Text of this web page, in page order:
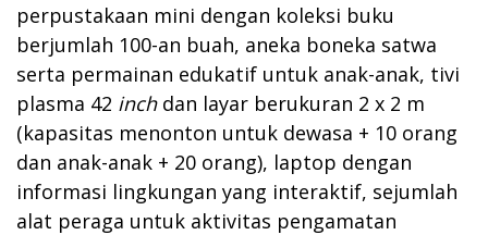
perpustakaan mini dengan koleksi buku
berjumlah 100-an buah, aneka boneka satwa
serta permainan edukatif untuk anak-anak, tivi
plasma 42 inchdan layar berukuran 2 x 2 m
(kapasitas menonton untuk dewasa + 10 orang
dan anak-anak + 20 orang), laptop dengan
informasi lingkungan yang interaktif, sejumlah
alat peraga untuk aktivitas pengamatan